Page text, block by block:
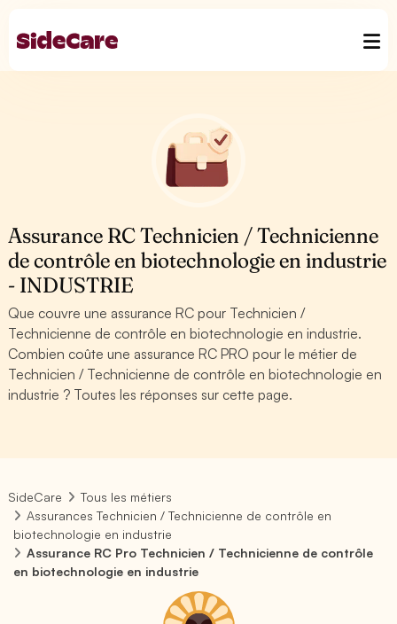
Assurance RC Technicien / Technicienne
de contrôle en biotechnologie en industrie
- INDUSTRIE
Que couvre une assurance RC pour Technicien /
Technicienne de contrôle en biotechnologie en industrie.
Combien coûte une assurance RC PRO pour le métier de
Technicien / Technicienne de contrôle en biotechnologie en
industrie ? Toutes les réponses sur cette page.
SideCare
Tous les métiers
Assurances Technicien / Technicienne de contrôle en
biotechnologie en industrie
Assurance RC Pro Technicien / Technicienne de contrôle
en biotechnologie en industrie